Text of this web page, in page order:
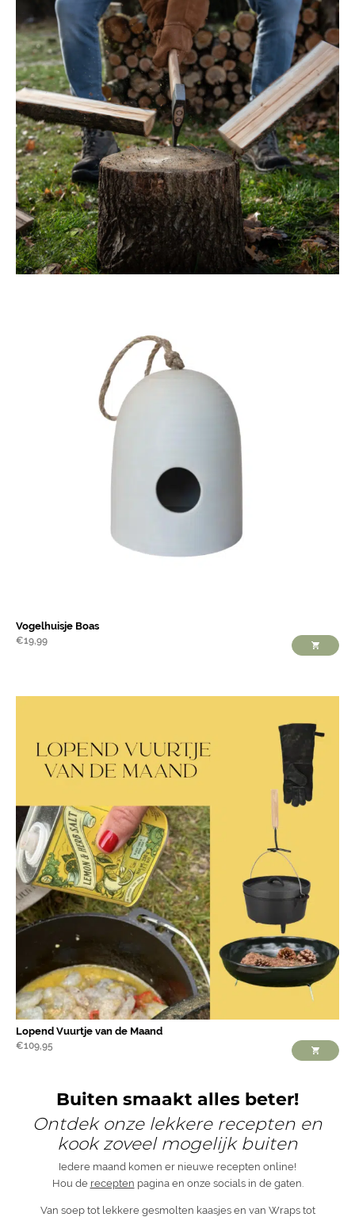
Vogelhuisje Boas
€19,99
Lopend Vuurtje van de Maand
€109,95
Buiten smaakt alles beter!
Ontdek onze lekkere recepten en
kook zoveel mogelijk buiten
Iedere maand komen er nieuwe recepten online!
Hou de recepten pagina en onze socials in de gaten.
Van soep tot lekkere gesmolten kaasjes en van Wraps tot